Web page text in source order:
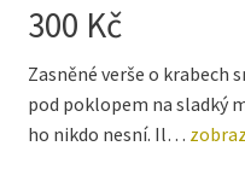
300 Kč
Zasněné verše o krabech
pod poklopem na sladký
ho nikdo nesní. Il…